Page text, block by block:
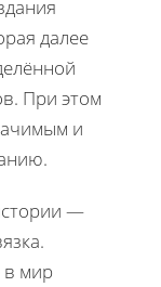
далее
При этом
и
—
в мир